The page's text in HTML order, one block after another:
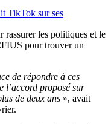
TikTok sur ses
les politiques et le
pour trouver un
de répondre à ces
proposé sur
de deux ans », avait